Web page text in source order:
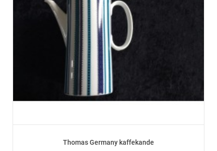
Thomas Germany kaffekande